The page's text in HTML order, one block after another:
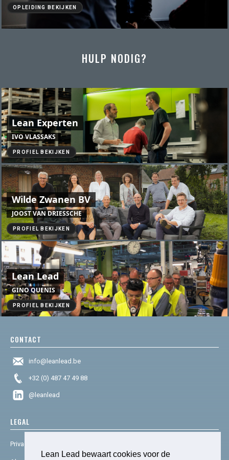
Lean Lead bewaart cookies voor de
OPLEIDING BEKIJKEN
HULP NODIG?
Lean Experten
IVO VLASSAKS
PROFIEL BEKIJKEN
Wilde Zwanen BV
JOOST VAN DRIESSCHE
PROFIEL BEKIJKEN
Lean Lead
GINO QUENIS
PROFIEL BEKIJKEN
CONTACT
info@leanlead.be
+32 (0) 487 47 49 88
@leanlead
LEGAL
Privacy & cookies